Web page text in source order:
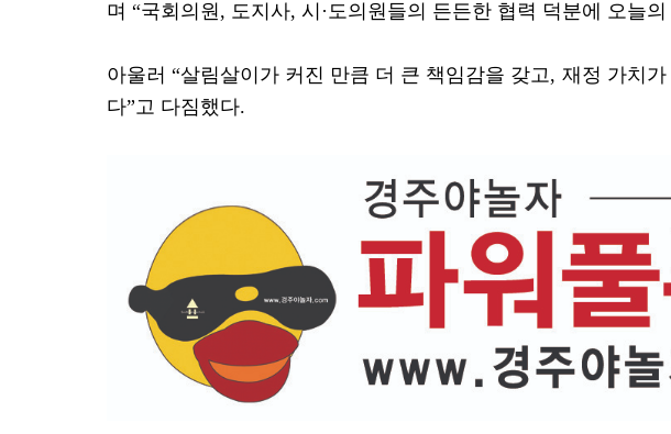
며 “국회의원, 도지사, 시·도의원들의 든든한 협력 덕분에 오늘
아울러 “살림살이가 커진 만큼 더 큰 책임감을 갖고, 재정 가치
다”고 다짐했다.